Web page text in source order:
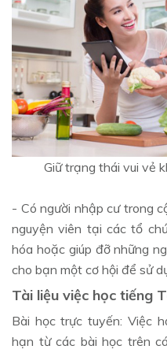
Giữ trạng thái vui vẻ
- Có người nhập cư trong
nguyện viên tại các tổ
hóa hoặc giúp đỡ những
cho bạn một cơ hội để sử
Tài liệu việc học tiếng
Bài học trực tuyến: Việc
hạn từ các bài học trên